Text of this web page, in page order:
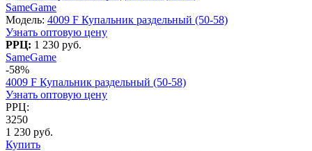
SameGame
Модель: 4009 F Купальник раздельный (50-58)
Узнать оптовую цену
РРЦ: 1 230 руб.
SameGame
-58%
4009 F Купальник раздельный (50-58)
Узнать оптовую цену
РРЦ:
3250
1 230 руб.
Купить